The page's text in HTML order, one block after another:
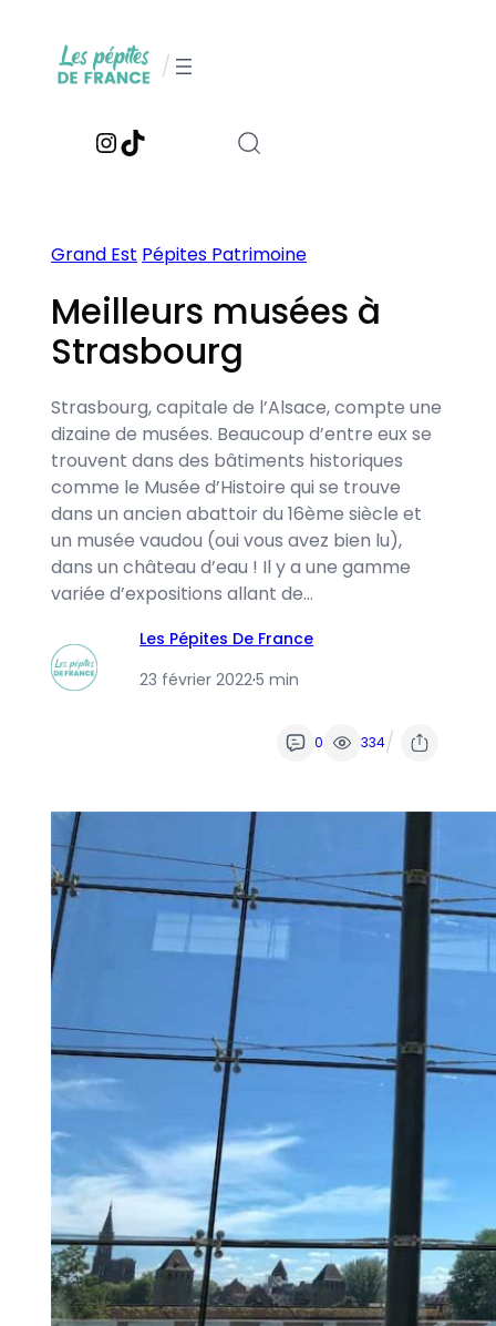
contenu
/
Instagram
TikTok
Grand Est Pépites Patrimoine
Meilleurs musées à
Strasbourg
Strasbourg, capitale de l’Alsace, compte une
dizaine de musées. Beaucoup d’entre eux se
trouvent dans des bâtiments historiques
comme le Musée d’Histoire qui se trouve
dans un ancien abattoir du 16ème siècle et
un musée vaudou (oui vous avez bien lu),
dans un château d’eau ! Il y a une gamme
variée d’expositions allant de…
Les Pépites De France
23 février 2022·5 min
0 334/